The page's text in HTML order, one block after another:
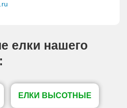
елки нашего
ЕЛКИ ВЫСОТНЫЕ